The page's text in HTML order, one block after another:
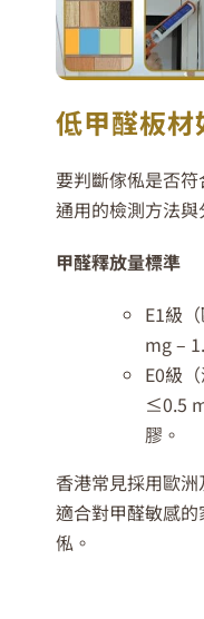
低甲醛板材
要判斷傢俬是否
通用的檢測方法與
甲醛釋放量標準
E1級
mg –
E0級
≤0.5
膠。
香港常見採用歐
適合對甲醛敏感
俬。